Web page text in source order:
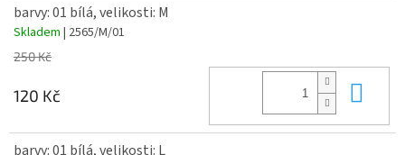
barvy: 01 bílá, velikosti: M
Skladem | 2565/M/01
250 Kč
120 Kč
barvy: 01 bílá, velikosti: L